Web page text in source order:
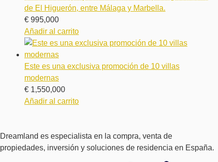
de El Higuerón, entre Málaga y Marbella.
€ 995,000
Añadir al carrito
Este es una exclusiva promoción de 10 villas
modernas
€ 1,550,000
Añadir al carrito
Dreamland es especialista en la compra, venta de
propiedades, inversión y soluciones de residencia en España.